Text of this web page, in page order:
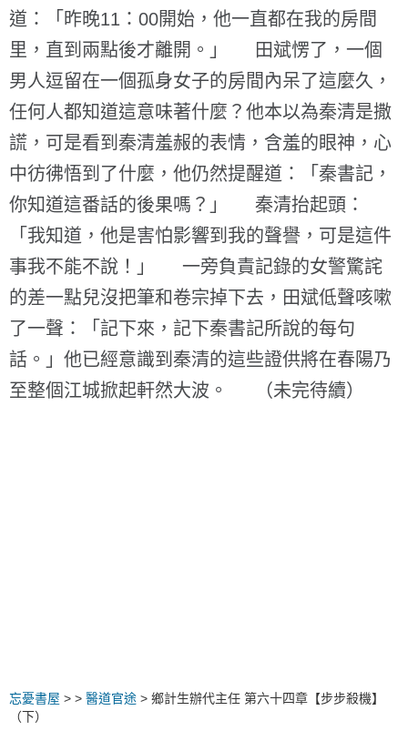
道：「昨晚11：00開始，他一直都在我的房間
里，直到兩點後才離開。」 田斌愣了，一個
男人逗留在一個孤身女子的房間內呆了這麼久，
任何人都知道這意味著什麼？他本以為秦清是撒
謊，可是看到秦清羞赧的表情，含羞的眼神，心
中彷彿悟到了什麼，他仍然提醒道：「秦書記，
你知道這番話的後果嗎？」 秦清抬起頭：
「我知道，他是害怕影響到我的聲譽，可是這件
事我不能不說！」 一旁負責記錄的女警驚詫
的差一點兒沒把筆和卷宗掉下去，田斌低聲咳嗽
了一聲：「記下來，記下秦書記所說的每句
話。」他已經意識到秦清的這些證供將在春陽乃
至整個江城掀起軒然大波。 （未完待續）
忘憂書屋 > > 醫道官途 > 鄉計生辦代主任 第六十四章【步步殺機】
（下）